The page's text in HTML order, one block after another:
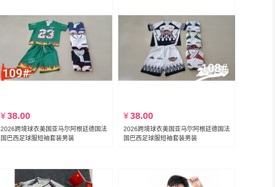
¥38.00
2026跨境球衣美国亚马尔阿根廷德国法
国巴西足球服短袖套装男装
¥38.00
2026跨境球衣美国亚马尔阿根廷德国法
国巴西足球服短袖套装男装